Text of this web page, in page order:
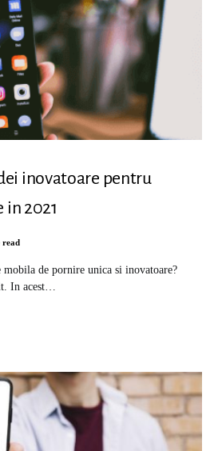
inovatoare pentru
2021
read
de pornire unica si inovatoare?
In acest…